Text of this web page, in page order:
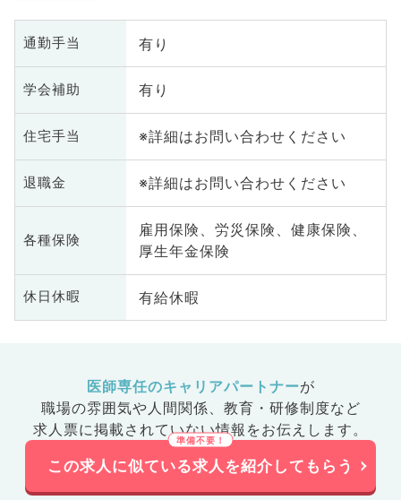
通勤手当 有り
学会補助 有り
住宅手当 ※詳細はお問い合わせください
退職金 ※詳細はお問い合わせください
各種保険
雇用保険、労災保険、健康保険、
厚生年金保険
休日休暇 有給休暇
医師専任のキャリアパートナーが
職場の雰囲気や人間関係、 教育・研修制度など
求人票に掲載されていない情報をお伝えします。
この求人に似ている求人を紹介してもらう